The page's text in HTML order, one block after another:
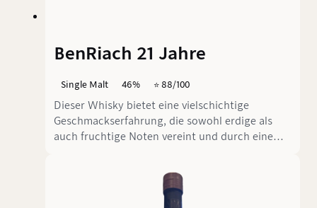
BenRiach 21 Jahre
Single Malt 46% ⭐️ 88/100
Dieser Whisky bietet eine vielschichtige
Geschmackserfahrung, die sowohl erdige als
auch fruchtige Noten vereint und durch eine
Salzigkeit und süßen Akzenten schafft ein
elegantes Finish, das die Komplexität und